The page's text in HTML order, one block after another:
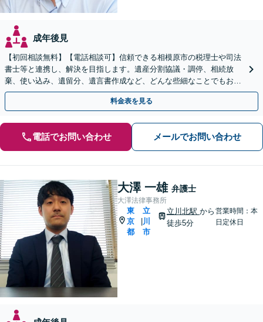
成年後見
【初回相談無料】【電話相談可】信頼できる相模原市の税理士や司法
書士等と連携し、解決を目指します。遺産分割協議・調停、相続放
棄、使い込み、遺留分、遺言書作成など、どんな些細なことでもお気
軽にご相談ください【休日・夜間面談可】【橋本駅6分】
料金表を見る
電話でお問い合わせ メールでお問い合わせ
大澤 一雄 弁護士
大澤法律事務所
東
京
都
立
川
市
立川北駅 から
徒歩5分
営業時間：本
日定休日